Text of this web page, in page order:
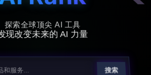
探索全球顶尖 AI 工具
发现改变未来的 AI 力量
搜索